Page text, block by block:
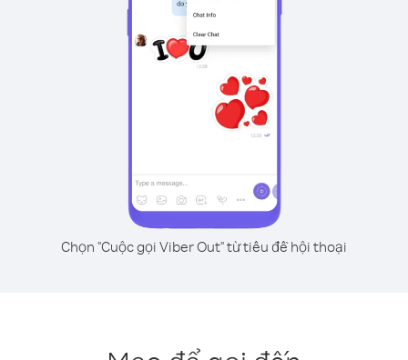
Chọn "Cuộc gọi Viber Out" từ tiêu đề hội thoại